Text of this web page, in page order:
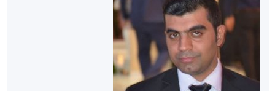
سازمان بورس و اوراق بهادار
مرجع اخبار موثق در بازارسرمایه